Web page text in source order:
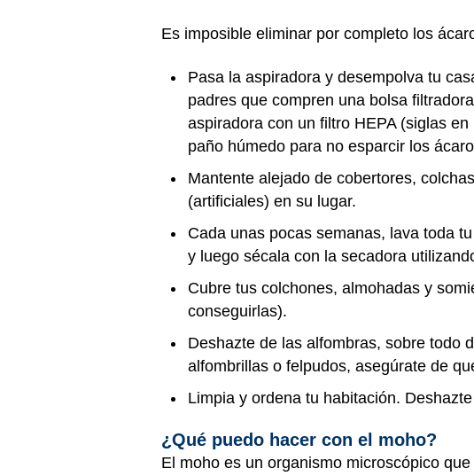
Es imposible eliminar por completo los
Pasa la aspiradora y desempolva tu
padres que compren una bolsa
aspiradora con un filtro HEPA (siglas
paño húmedo para no esparcir los
Mantente alejado de cobertores,
(artificiales) en su lugar.
Cada unas pocas semanas, lava toda
y luego sécala con la secadora
Cubre tus colchones, almohadas y
conseguirlas).
Deshazte de las alfombras, sobre todo
alfombrillas o felpudos, asegúrate de
Limpia y ordena tu habitación.
¿Qué puedo hacer con el moho?
El moho es un organismo microscópico